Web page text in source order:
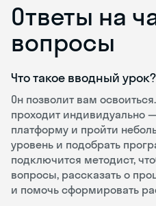
Ответы на
вопросы
Что такое вводный урок?
Он позволит вам
проходит индивидуально
платформу и пройти
уровень и подобрать
подключится методист,
вопросы, рассказать о
и помочь сформировать